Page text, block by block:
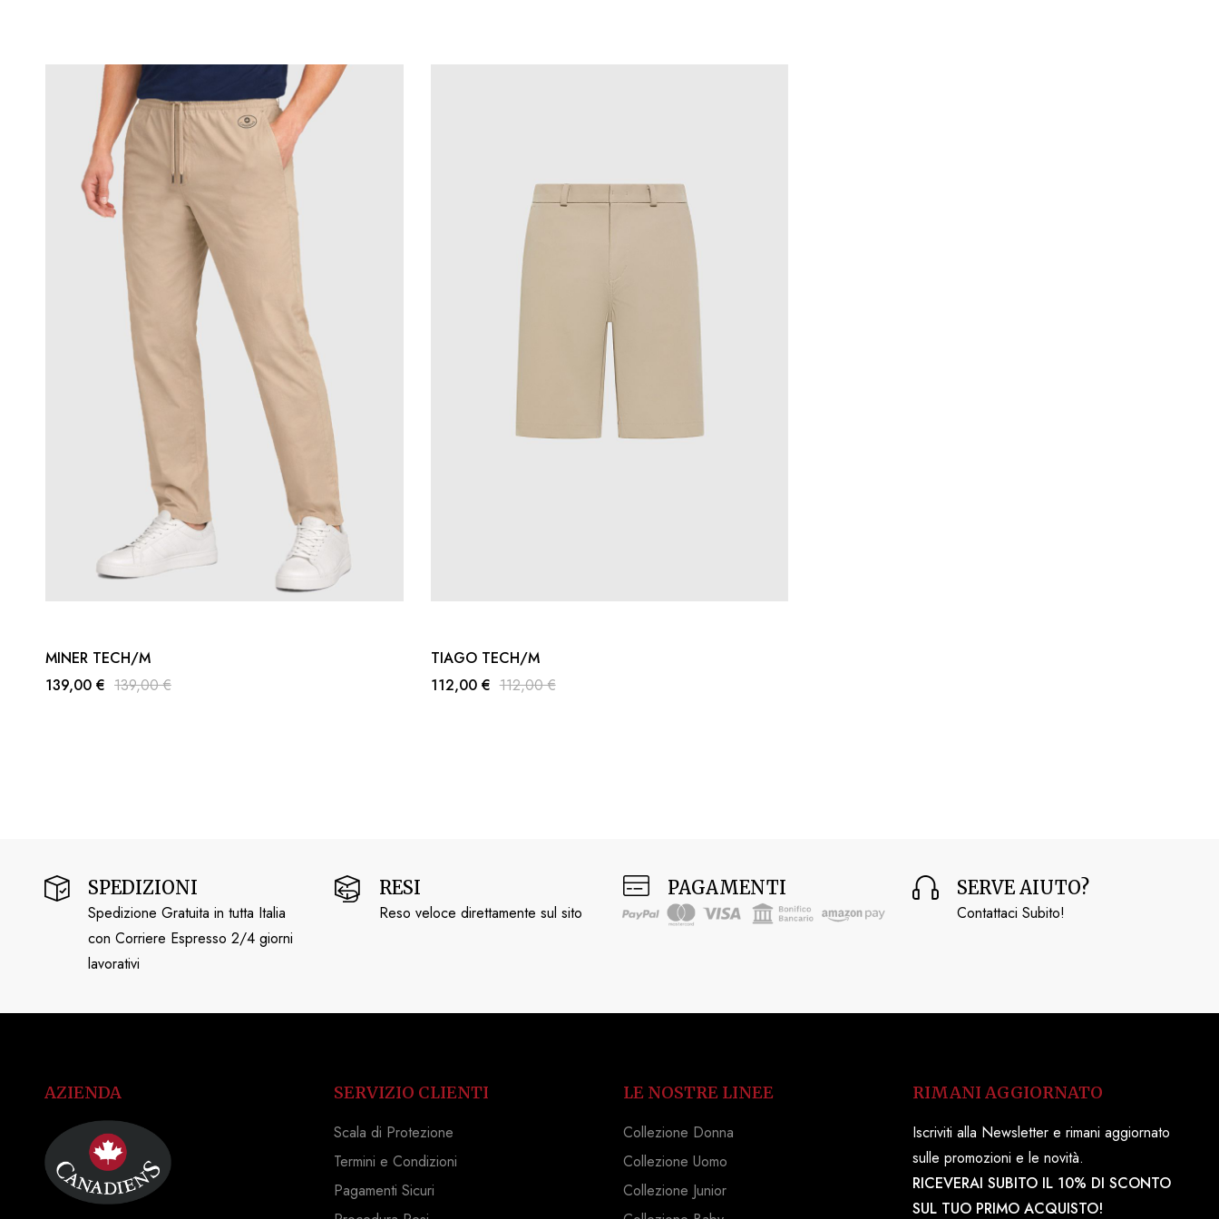
MINER TECH/M
139,00 € 139,00 €
TIAGO TECH/M
112,00 € 112,00 €
SPEDIZIONI
Spedizione Gratuita in tutta Italia
con Corriere Espresso 2/4 giorni
lavorativi
RESI
Reso veloce direttamente sul sito
PAGAMENTI SERVE AIUTO?
Contattaci Subito!
AZIENDA
SERVIZIO CLIENTI
Scala di Protezione
Termini e Condizioni
Pagamenti Sicuri
LE NOSTRE LINEE
Collezione Donna
Collezione Uomo
Collezione Junior
RIMANI AGGIORNATO
Iscriviti alla Newsletter e rimani aggiornato
sulle promozioni e le novità.
RICEVERAI SUBITO IL 10% DI SCONTO
SUL TUO PRIMO ACQUISTO!